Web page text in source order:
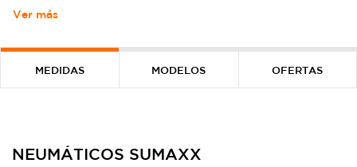
Ver más
MEDIDAS MODELOS OFERTAS
NEUMÁTICOS SUMAXX